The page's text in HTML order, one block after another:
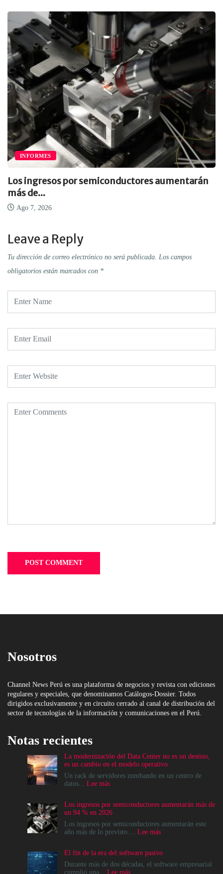
INFORMES
Los ingresos por semiconductores aumentarán
más de...
Ago 7, 2026
Leave a Reply
Tu dirección de correo electrónico no será publicada. Los campos
obligatorios están marcados con *
Nosotros
Channel News Perú es una plataforma de negocios y revista con ediciones
regulares y especiales, que denominamos Catálogos-Dossier. Todos
dirigidos exclusivamente y en circuito cerrado al canal de distribución del
sector de tecnologías de la información y comunicaciones en el Perú.
Notas recientes
La modernización del Data Center no es un destino,
es un cambio en el modelo operativo
Un rack de servidores zumbando en un centro de
datos... Lee más:
del
Data
Center
no
destino,
es
un
Los ingresos por semiconductores aumentarán más de
un 94 % en 2026
Los ingresos por semiconductores aumentarán este
año más de lo previsto.... Lee más:
por
semiconductores
El fin de la era del software pasivo
Durante más de dos décadas, el software empresarial
cumplió una... Lee más: